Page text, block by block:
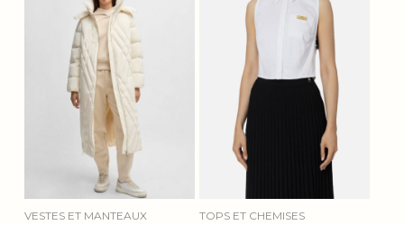
VESTES ET MANTEAUX TOPS ET CHEMISES